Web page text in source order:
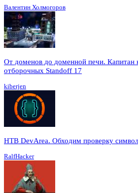
Валентин Холмогоров
От доменов до доменной печи. Капитан
отборочных Standoff 17
kiberjen
HTB DevArea. Обходим проверку
RalfHacker